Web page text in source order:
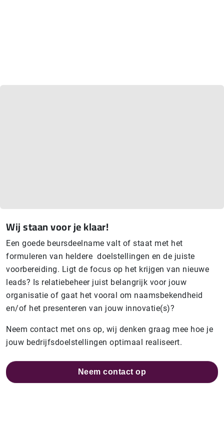
Wij staan voor je klaar!
Een goede beursdeelname valt of staat met het
formuleren van heldere doelstellingen en de juiste
voorbereiding. Ligt de focus op het krijgen van nieuwe
leads? Is relatiebeheer juist belangrijk voor jouw
organisatie of gaat het vooral om naamsbekendheid
en/of het presenteren van jouw innovatie(s)?
Neem contact met ons op, wij denken graag mee hoe je
jouw bedrijfsdoelstellingen optimaal realiseert.
Neem contact op